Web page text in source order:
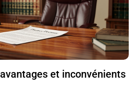
et inconvénients